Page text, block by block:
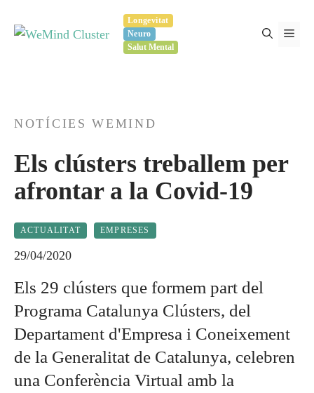
Longevitat
Neuro
Salut Mental
NOTÍCIES WEMIND
Els clústers treballem per
afrontar a la Covid-19
ACTUALITAT EMPRESES
29/04/2020
Els 29 clústers que formem part del
Programa Catalunya Clústers, del
Departament d'Empresa i Coneixement
de la Generalitat de Catalunya, celebren
una Conferència Virtual amb la